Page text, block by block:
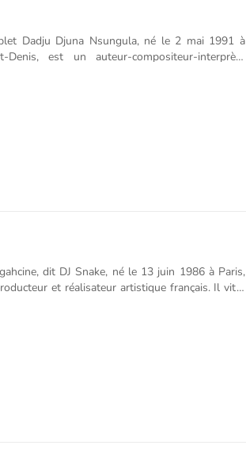
Dadju Djuna Nsungula, né le 2 mai 1991 à
Denis, est un auteur-compositeur-interprète
dit DJ Snake, né le 13 juin 1986 à Paris,
et réalisateur artistique français. Il vit à